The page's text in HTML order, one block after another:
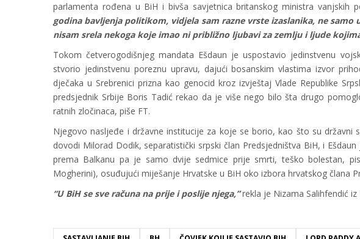
parlamenta rođena u BiH i bivša savjetnica britanskog ministra vanjskih
godina bavljenja politikom, vidjela sam razne vrste izaslanika, ne
nisam srela nekoga koje imao ni približno ljubavi za zemlju i ljude
Tokom četverogodišnjeg mandata Ešdaun je uspostavio jedinstvenu
stvorio jedinstvenu poreznu upravu, dajući bosanskim vlastima izvor
dječaka u Srebrenici prizna kao genocid kroz izvještaj Vlade Republike
predsjednik Srbije Boris Tadić rekao da je više nego bilo šta drugo
ratnih zločinaca, piše FT.
Njegovo nasljeđe i državne institucije za koje se borio, kao što su državni
dovodi Milorad Dodik, separatistički srpski član Predsjedništva BiH, i
prema Balkanu pa je samo dvije sedmice prije smrti, teško bolestan,
Mogherini), osuđujući miješanje Hrvatske u BiH oko izbora hrvatskog člana
“U BiH se sve računa na prije i poslije njega,”rekla je Nizama Salihfendić iz